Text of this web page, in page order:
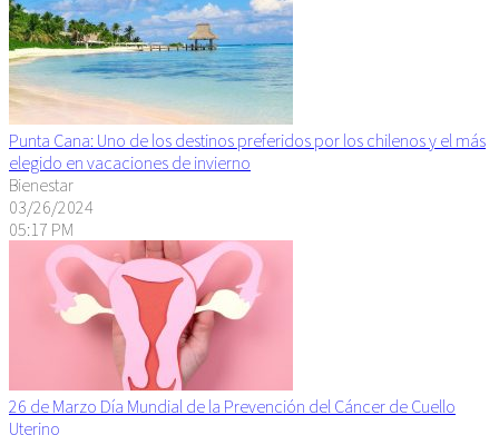
Punta Cana: Uno de los destinos preferidos por los chilenos y el más
elegido en vacaciones de invierno
Bienestar
03/26/2024
05:17 PM
26 de Marzo Día Mundial de la Prevención del Cáncer de Cuello
Uterino